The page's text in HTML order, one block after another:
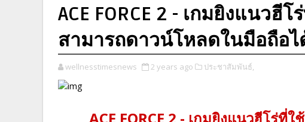
ACE FORCE 2 - เกมยิงแนว
สามารถดาวน์โหลดในมือถือ
wellnesstimesnews 2 years ago ประชาสัมพันธ์,